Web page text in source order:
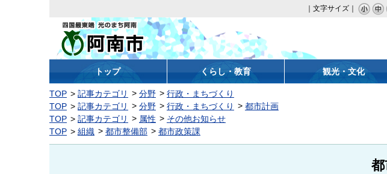
｜文字サイズ｜
阿南市
トップ くらし・教育 観光・文化
TOP 記事カテゴリ 分野
行政・まちづくり
TOP
記事カテゴリ 分野 行政・まちづくり
都市計画
TOP
記事カテゴリ 属性
その他お知らせ
TOP
組織 都市整備部 都市政策課